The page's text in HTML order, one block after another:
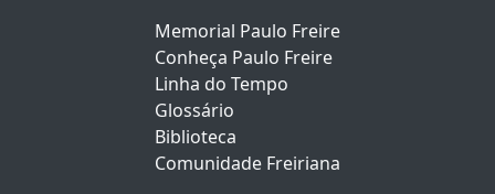
Memorial Paulo Freire
Conheça Paulo Freire
Linha do Tempo
Glossário
Biblioteca
Comunidade Freiriana